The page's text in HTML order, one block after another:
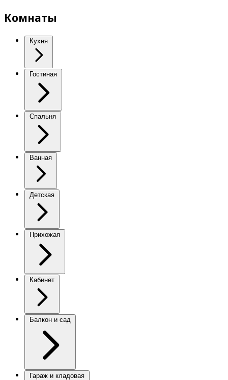
Комнаты
Кухня
Гостиная
Спальня
Ванная
Детская
Прихожая
Кабинет
Балкон и сад
Гараж и кладовая